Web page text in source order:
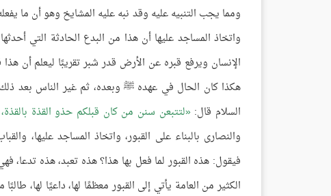
ومما يجب التنبيه عليه وقد نبه عليه المشايخ وهو أن ما
واتخاذ المساجد عليها أن هذا من البدع الحادثة التي
الإنسان ويرفع قبره عن الأرض قدر شبر تقريبًا ليعلم أن
هكذا كان الحال في عهده ﷺ وبعده، ثم غير الناس بعد ذلك
السلام قال: لتتبعن سنن من كان قبلكم حذو القذة
والنصارى بالبناء على القبور، واتخاذ المساجد عليها،
فيقول: هذه القبور لما فعل بها هذا؟ هذه تعبد، هذه تدعا،
الكثير من العامة يأتي إلى القبور معظمًا لها، داعيًا لها،